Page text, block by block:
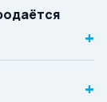
+
+